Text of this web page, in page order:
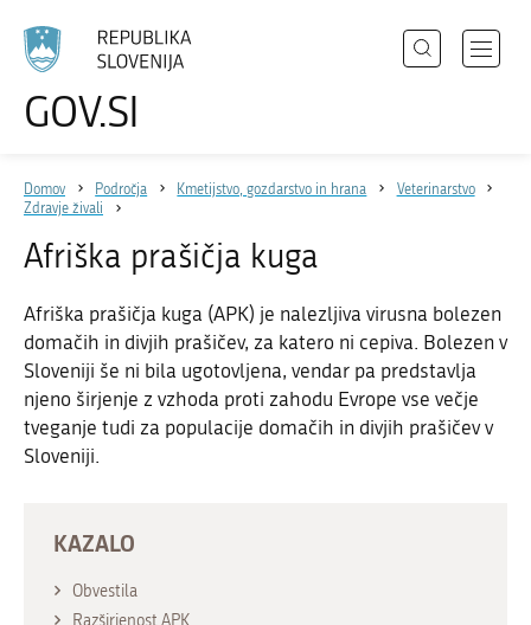
GOV.SI
Odpri
Področja
Zbirke
Dogodki
Sodelujte
Dostopnost
O spletnem mestu
Izberite
Domov Področja Kmetijstvo, gozdarstvo in hrana
Veterinarstvo
Zdravje živali
Afriška prašičja kuga
Afriška prašičja kuga (APK) je nalezljiva virusna bolezen
domačih in divjih prašičev, za katero ni cepiva. Bolezen v
Sloveniji še ni bila ugotovljena, vendar pa predstavlja
njeno širjenje z vzhoda proti zahodu Evrope vse večje
tveganje tudi za populacije domačih in divjih prašičev v
Sloveniji.
KAZALO
Obvestila
Razširjenost APK